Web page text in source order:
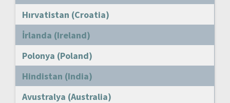
Hırvatistan (Croatia)
İrlanda (Ireland)
Polonya (Poland)
Hindistan (India)
Avustralya (Australia)